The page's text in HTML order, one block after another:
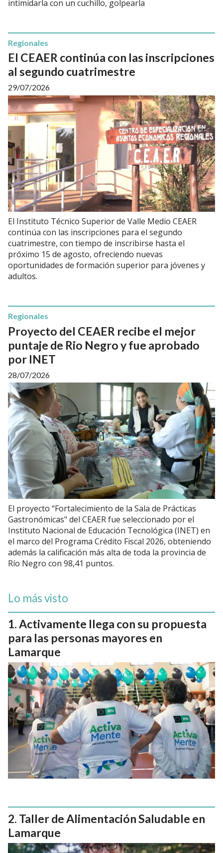
intimidarla con un cuchillo, golpearla
El CEAER continúa con las inscripciones
al segundo cuatrimestre
Regionales
29/07/2026
El Instituto Técnico Superior de Valle Medio CEAER
continúa con las inscripciones para el segundo
cuatrimestre, con tiempo de inscribirse hasta el
próximo 15 de agosto, ofreciendo nuevas
oportunidades de formación superior para jóvenes y
adultos.
Proyecto del CEAER recibe el mejor
puntaje de Rio Negro y fue aprobado
por INET
Regionales
28/07/2026
El proyecto “Fortalecimiento de la Sala de Prácticas
Gastronómicas" del CEAER fue seleccionado por el
Instituto Nacional de Educación Tecnológica (INET) en
el marco del Programa Crédito Fiscal 2026, obteniendo
además la calificación más alta de toda la provincia de
Río Negro con 98,41 puntos.
Lo más visto
Activamente llega con su propuesta
para las personas mayores en
Lamarque
Taller de Alimentación Saludable en
Lamarque